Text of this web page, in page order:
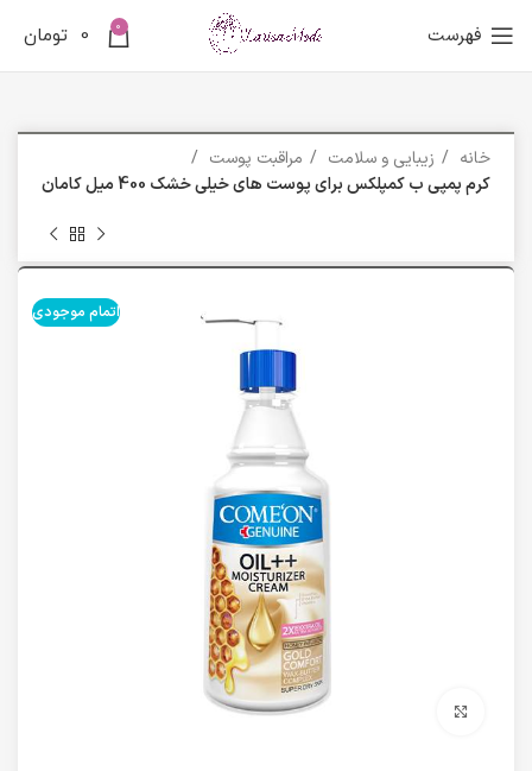
فهرست 0
0 تومان
خانه زیبایی و سلامت
مراقبت پوست
کرم پمپی ب کمپلکس برای پوست های خیلی خشک 400 میل کامان
اتمام موجودی
برای بزرگنمایی کلیک کنید